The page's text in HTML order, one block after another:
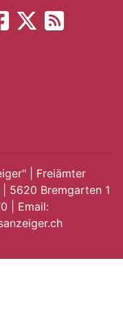
| Freiämter
5620 Bremgarten 1
| Email: